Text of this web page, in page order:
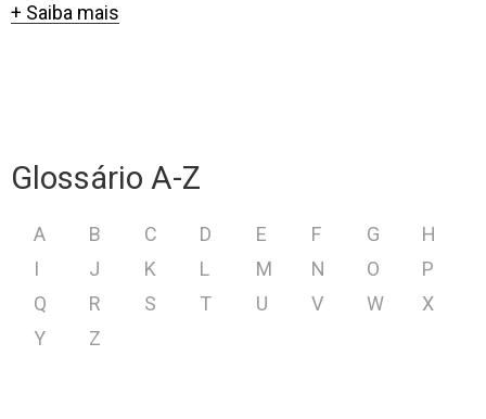
+ Saiba mais
Glossário A-Z
A B C D E F G
H
I
J K L M N O
P
Q
R S T U V W
X
Y
Z